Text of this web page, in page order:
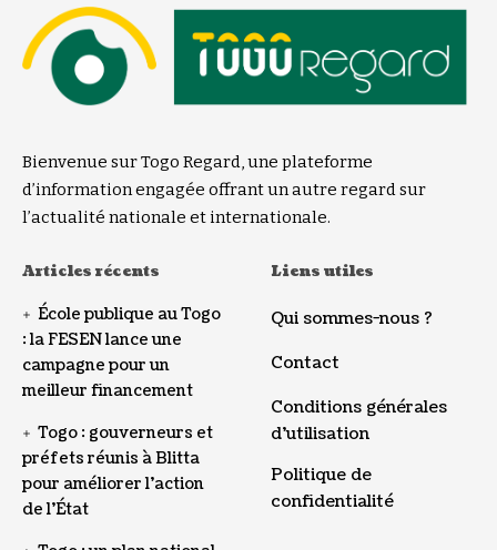
Bienvenue sur Togo Regard, une plateforme
d’information engagée offrant un autre regard sur
l’actualité nationale et internationale.
Articles récents
École publique au Togo
: la FESEN lance une
campagne pour un
meilleur financement
Togo : gouverneurs et
préfets réunis à Blitta
pour améliorer l’action
de l’État
Liens utiles
Qui sommes-nous ?
Contact
Conditions générales
d’utilisation
Politique de
confidentialité